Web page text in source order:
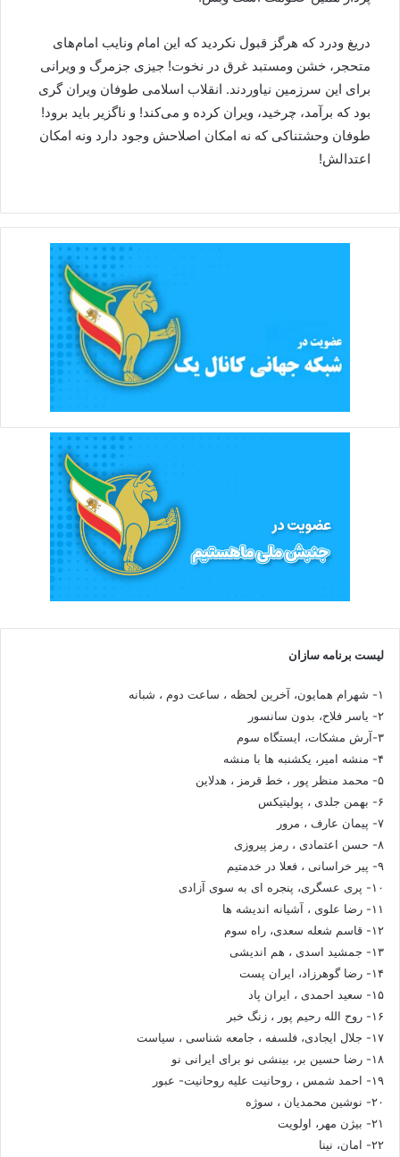
دریغ ودرد که هرگز قبول نکردید که این امام ونایب امام‌های
متحجر، خشن ومستبد غرق در نخوت! جیزی جزمرگ و ویرانی
برای این سرزمین نیاوردند. انقلاب اسلامی طوفان ویران گری
بود که برآمد، چرخید، ویران کرده و می‌کند! و ناگزیر باید برود!
طوفان وحشتناکی که نه امکان اصلاحش وجود دارد ونه امکان
اعتدالش!
لیست برنامه سازان
۱- شهرام همایون، آخرین لحظه ، ساعت دوم ، شبانه
۲- یاسر فلاح، بدون سانسور
۳-آرش مشکات، ایستگاه سوم
۴- منشه امیر، یکشنبه ها با منشه
۵- محمد منظر پور ، خط قرمز ، هدلاین
۶- بهمن جلدی ، پولیتیکس
۷- پیمان عارف ، مرور
۸- حسن اعتمادی ، رمز پیروزی
۹- پیر خراسانی ، فعلا در خدمتیم
۱۰- پری عسگری، پنجره ای به سوی آزادی
۱۱- رضا علوی ، آشیانه اندیشه ها
۱۲- قاسم شعله سعدی، راه سوم
۱۳- جمشید اسدی ، هم اندیشی
۱۴- رضا گوهرزاد، ایران پست
۱۵- سعید احمدی ، ایران پاد
۱۶- روح الله رحیم پور ، زنگ خبر
۱۷- جلال ایجادی، فلسفه ، جامعه شناسی ، سیاست
۱۸- رضا حسین بر، بینشی نو برای ایرانی نو
۱۹- احمد شمس ، روحانیت علیه روحانیت- عبور
۲۰- نوشین محمدیان ، سوژه
۲۱- بیژن مهر، اولویت
۲۲- امان، نینا